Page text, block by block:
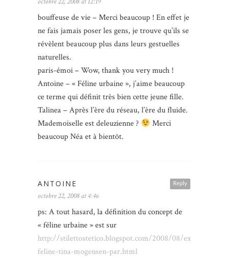
bouffeuse de vie – Merci beaucoup ! En effet je
ne fais jamais poser les gens, je trouve qu’ils se
révèlent beaucoup plus dans leurs gestuelles
naturelles.
paris-émoi – Wow, thank you very much !
Antoine – « Féline urbaine », j’aime beaucoup
ce terme qui définit très bien cette jeune fille.
Talinea – Après l’ère du réseau, l’ère du fluide.
Mademoiselle est deleuzienne ?
Merci
beaucoup Néa et à bientôt.
Reply
ANTOINE
octobre 22, 2008 at 4:46
ps: A tout hasard, la définition du concept de
« féline urbaine » est sur
http://stilettostetico.blogspot.com/2008/08/exquisite-
feline-tina-mogensen-par.html